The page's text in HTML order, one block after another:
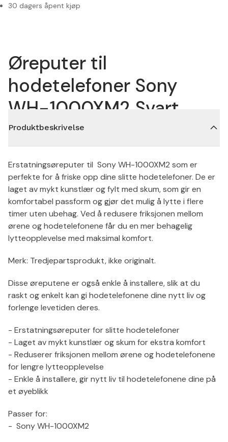
30 dagers åpent kjøp
Øreputer til
hodetelefoner Sony
WH-1000XM2 Svart
Produktbeskrivelse
Erstatningsøreputer til Sony WH-1000XM2 som er
perfekte for å friske opp dine slitte hodetelefoner. De er
laget av mykt kunstlær og fylt med skum, som gir en
komfortabel passform og gjør det mulig å lytte i flere
timer uten ubehag. Ved å redusere friksjonen mellom
ørene og hodetelefonene får du en mer behagelig
lytteopplevelse med maksimal komfort.
Merk: Tredjepartsprodukt, ikke originalt.
Disse øreputene er også enkle å installere, slik at du
raskt og enkelt kan gi hodetelefonene dine nytt liv og
forlenge levetiden deres.
- Erstatningsøreputer for slitte hodetelefoner
- Laget av mykt kunstlær og skum for ekstra komfort
- Reduserer friksjonen mellom ørene og hodetelefonene
for lengre lytteopplevelse
- Enkle å installere, gir nytt liv til hodetelefonene dine på
et øyeblikk
Passer for:
- Sony WH-1000XM2